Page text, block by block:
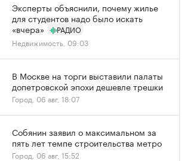
Эксперты объяснили, почему жилье
для студентов надо было искать
«вчера»
РАДИО
Недвижимость, 09:03
В Москве на торги выставили палаты
допетровской эпохи дешевле трешки
Город, 06 авг, 18:07
Собянин заявил о максимальном за
пять лет темпе строительства метро
Город, 06 авг, 15:52